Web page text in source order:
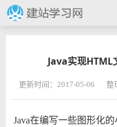
Java实现HTML
更新时间：2017-05-06 整
Java在编写一些图形化